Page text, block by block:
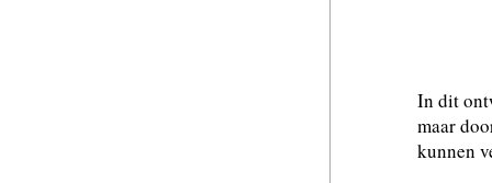
In dit
maar
kunnen